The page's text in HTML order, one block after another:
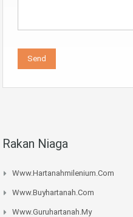
Rakan Niaga
Www.hartanahmilenium.com
Www.buyhartanah.com
Www.guruhartanah.my